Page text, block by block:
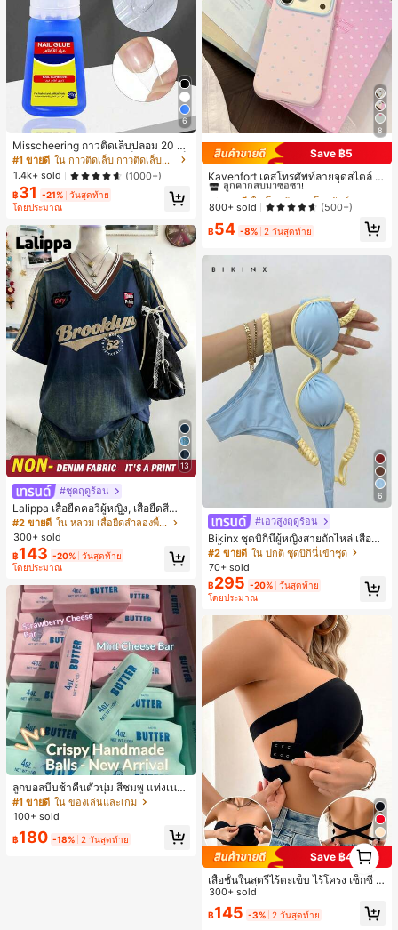
6
Misscheering กาวติดเล็บปลอม 20 กรั
ม แรงยึดสูง เจลสติกเกอร์เล็บนุ่ม แห้งเร็
ว เหมาะสำหรับผู้เริ่มต้นทำเล็บ ติดทนน
าน
#1 ขายดี
ใน กาวติดเล็บ กาวติดเล็บและสารยึดติด
1.4k+ sold
(1000+)
฿31 -21% วันสุดท้าย
โดยประมาณ
13
#ชุดฤดูร้อน
Lalippa เสื้อยืดคอวีผู้หญิง, เสื้อยืดสีน้ำเ
งินสไตล์มินิมอลเรโทร, เสื้อยืดผู้หญิงทร
งหลวมสบาย, พิมพ์ตัวอักษรและตัวเลข
ภาษาอังกฤษ, เสื้อสำหรับออกไปเที่ยวฤ
ดูร้อน, ลวดลายดีไซน์, ความรู้สึกพรีเมีย
ม, ลำลองอเนกประสงค์, สวมใส่ประจำวั
น, กลางแจ้ง, ช้อปปิ้ง, การเดินทาง, เสื้อ
ผ้ากลางแจ้ง
#2 ขายดี
ใน หลวม เสื้อยืดลำลองพื้นฐาน
300+ sold
฿143 -20% วันสุดท้าย
โดยประมาณ
ลูกบอลบีบช้าคืนตัวนุ่ม สีชมพู แท่งเนย
บีบคลายเครียด นุ่มยืดหยุ่น ของเล่นบีบ
4 ออนซ์ ของเล่นเกลือ เหมาะสำหรับขอ
ของขวัญวันเกิด ของขวัญอีสเตอร์ ของ
#1 ขายดี ใน ของเล่นและเกม
100+ sold
฿180 -18% 2 วันสุดท้าย
8
Save ฿5
Kavenfort เคสโทรศัพท์ลายจุดสไตล์ I
NS สุดอินเทรนด์, ใช้ได้กับ Apple 17, 1
6 Pro, กันกระแทก 15, สี Macaron Col
or Block 14, เคสนิ่ม 13, สไตล์ผู้หญิง, ล
ายเรขาคณิต, มินิมอล, สดใส & เรียบง่า
ย, สไตล์ Color Block, Niche, สไตล์ IN
#2 ขายดี ใน โพลก้า เคสโทรศัพท์
ลูกค้ากลับมาซื้อซ้ำ!
#2 ขายดี ใน โพลก้า เคสโทรศัพท์
ลูกค้ากลับมาซื้อซ้ำ!
#2 ขายดี ใน โพลก้า เคสโทรศัพท์
ลูกค้ากลับมาซื้อซ้ำ!
#2 ขายดี
ลูกค้ากลับมาซื้อซ้ำ!
800+ sold (500+)
฿54 -8% 2 วันสุดท้าย
6
#เอวสูงฤดูร้อน
Bikinx ชุดบิกินี่ผู้หญิงสายถักไหล่ เสื้อว่า
ยน้ำวันพีซมีโครงพร้อมสายผูกหลังสีตัด
กัน สำหรับเที่ยวพักผ่อน ชายหาด ฤดูร้อ
น
#2 ขายดี ใน ปกติ ชุดบิกินี่เข้าชุด
70+ sold
฿295 -20% วันสุดท้าย
โดยประมาณ
Save ฿4
เสื้อชั้นในสตรีไร้ตะเข็บ ไร้โครง เซ็กซี่ ด้
านข้างไม่ลื่น แผ่นรองถอดได้ ลายไขว้ห
ลัง ไร้สาย สบายตลอดวัน
300+ sold
฿145 -3% 2 วันสุดท้าย
1
1